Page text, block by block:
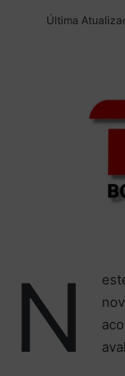
Última
N